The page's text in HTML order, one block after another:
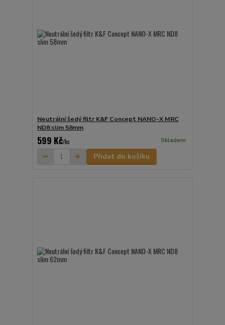
Neutrální šedý filtr K&F Concept NANO-X MRC
ND8 slim 58mm
599 Kč/ks Skladem
Přidat do košíku